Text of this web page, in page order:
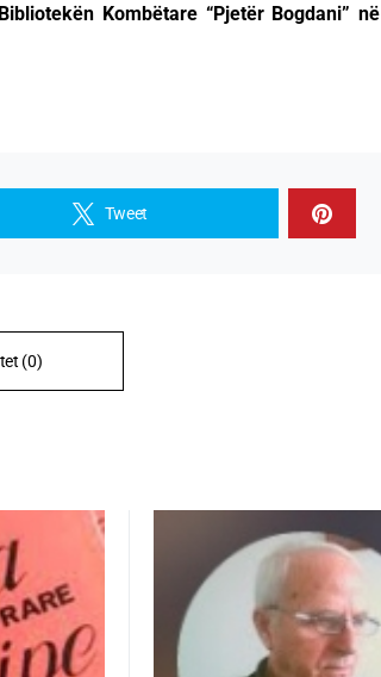
Kombëtare “Pjetër Bogdani” në
Tweet
(0)